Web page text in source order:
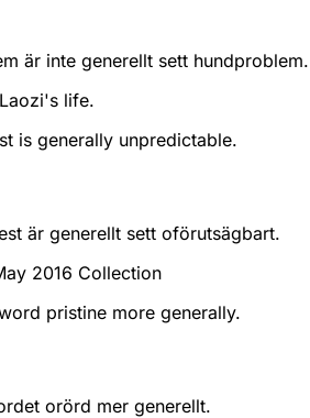
är inte generellt sett hundproblem.
life.
is generally unpredictable.
är generellt sett oförutsägbart.
2016 Collection
pristine more generally.
orörd mer generellt.